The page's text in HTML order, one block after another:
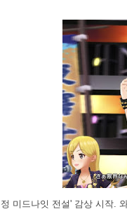
미드나잇 전설' 감상 시작.